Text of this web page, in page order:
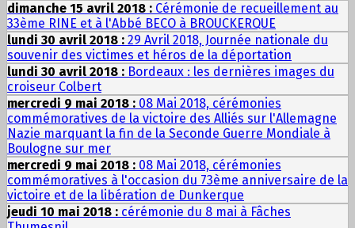
dimanche 15 avril 2018 : Cérémonie de recueillement au
33ème RINE et à l'Abbé BECO à BROUCKERQUE
lundi 30 avril 2018 : 29 Avril 2018, Journée nationale du
souvenir des victimes et héros de la déportation
lundi 30 avril 2018 : Bordeaux : les dernières images du
croiseur Colbert
mercredi 9 mai 2018 : 08 Mai 2018, cérémonies
commémoratives de la victoire des Alliés sur l'Allemagne
Nazie marquant la fin de la Seconde Guerre Mondiale à
Boulogne sur mer
mercredi 9 mai 2018 : 08 Mai 2018, cérémonies
commémoratives à l'occasion du 73ème anniversaire de la
victoire et de la libération de Dunkerque
jeudi 10 mai 2018 : cérémonie du 8 mai à Fâches